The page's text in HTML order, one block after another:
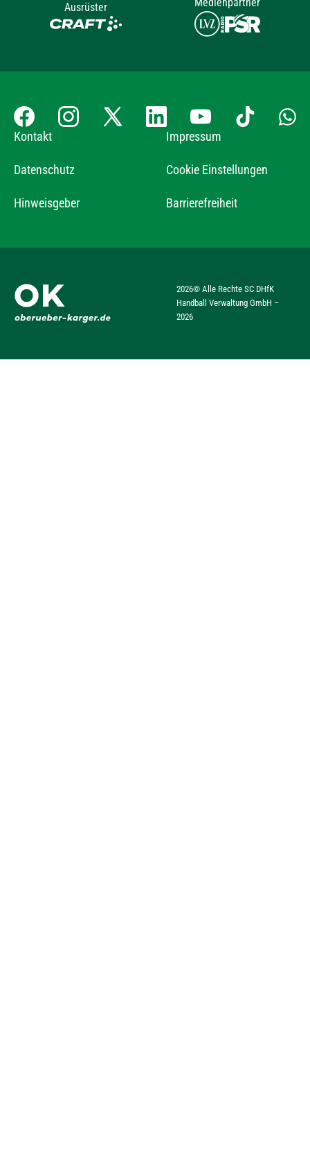
Ausrüster
Kontakt Impressum
Datenschutz Cookie Einstellungen
Hinweisgeber Barrierefreiheit
2026© Alle Rechte SC DHfK
Handball Verwaltung GmbH –
2026